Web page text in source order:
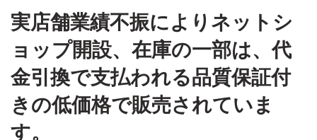
実店舗業績不振によりネットシ
ョップ開設、在庫の一部は、代
金引換で支払われる品質保証付
きの低価格で販売されていま
す。